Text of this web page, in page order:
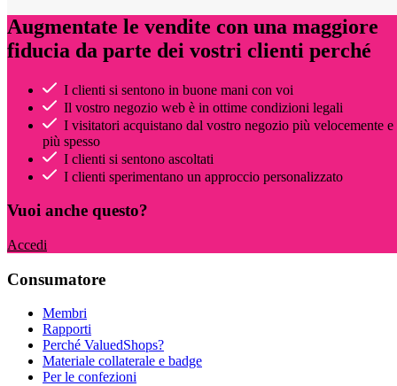
Augmentate le vendite con una maggiore
fiducia da parte dei vostri clienti perché
I clienti si sentono in buone mani con voi
Il vostro negozio web è in ottime condizioni legali
I visitatori acquistano dal vostro negozio più velocemente e
più spesso
I clienti si sentono ascoltati
I clienti sperimentano un approccio personalizzato
Vuoi anche questo?
Accedi
Consumatore
Membri
Rapporti
Perché ValuedShops?
Materiale collaterale e badge
Per le confezioni